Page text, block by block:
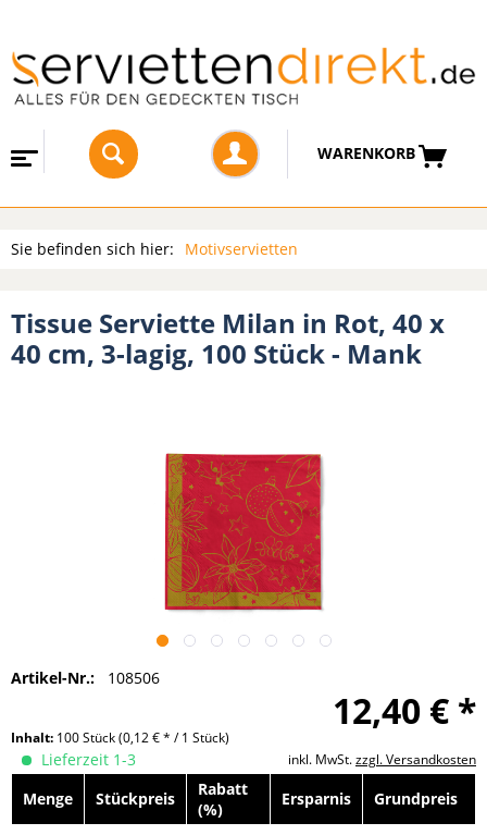
WARENKORB
Sie befinden sich hier: Motivservietten
Tissue Serviette Milan in Rot, 40 x
40 cm, 3-lagig, 100 Stück - Mank
Artikel-Nr.: 108506
12,40 € *
Inhalt: 100 Stück(0,12 € * / 1 Stück)
inkl. MwSt.zzgl. Versandkosten
Lieferzeit 1-3
Menge
Stückpreis
Rabatt
(%)
Ersparnis Grundpreis